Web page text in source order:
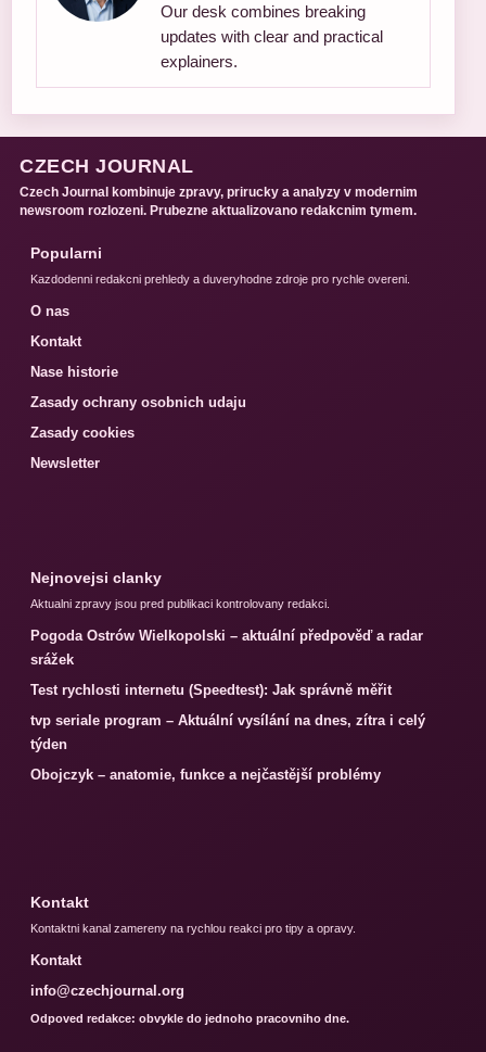
Our desk combines breaking
updates with clear and practical
explainers.
CZECH JOURNAL
Czech Journal kombinuje zpravy, prirucky a analyzy v modernim
newsroom rozlozeni. Prubezne aktualizovano redakcnim tymem.
Popularni
Kazdodenni redakcni prehledy a duveryhodne zdroje pro rychle overeni.
O nas
Kontakt
Nase historie
Zasady ochrany osobnich udaju
Zasady cookies
Newsletter
Nejnovejsi clanky
Aktualni zpravy jsou pred publikaci kontrolovany redakci.
Pogoda Ostrów Wielkopolski – aktuální předpověď a radar
srážek
Test rychlosti internetu (Speedtest): Jak správně měřit
tvp seriale program – Aktuální vysílání na dnes, zítra i celý
týden
Obojczyk – anatomie, funkce a nejčastější problémy
Kontakt
Kontaktni kanal zamereny na rychlou reakci pro tipy a opravy.
Kontakt
info@czechjournal.org
Odpoved redakce: obvykle do jednoho pracovniho dne.